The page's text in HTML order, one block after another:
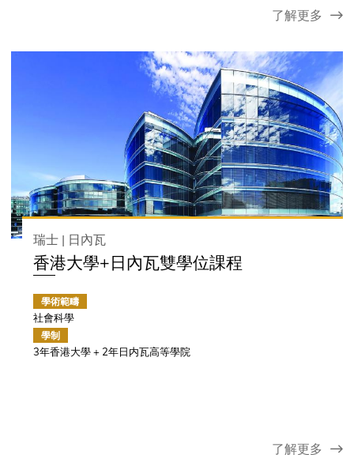
了解更多
瑞士 | 日內瓦
香港大學+日內瓦雙學位課程
學術範疇
社會科學
學制
3年香港大學 + 2年日内瓦高等學院
了解更多